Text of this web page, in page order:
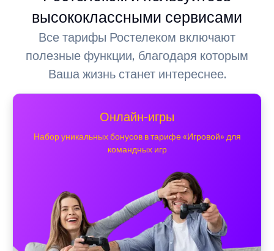
высококлассными сервисами
Все тарифы Ростелеком включают
полезные функции, благодаря которым
Ваша жизнь станет интереснее.
Онлайн-игры
Набор уникальных бонусов в тарифе «Игровой» для
командных игр